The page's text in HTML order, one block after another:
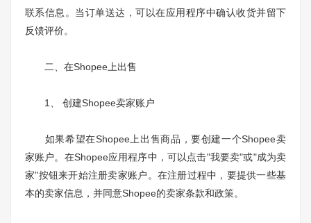
联系信息。当订单送达，可以在应用程序中确认收货并留下
反馈评价。
二、在Shopee上出售
1、 创建Shopee卖家账户
如果希望在Shopee上出售商品，要创建一个Shopee卖
家账户。在Shopee应用程序中，可以点击"我要卖"或"成为卖
家"按钮来开始注册卖家账户。在注册过程中，要提供一些基
本的卖家信息，并同意Shopee的卖家条款和政策。